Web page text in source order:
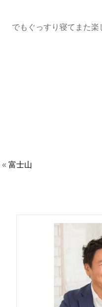
でもぐっすり寝てまた
«富士山